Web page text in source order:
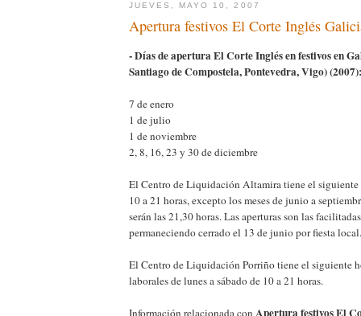
JUEVES, MAYO 10, 2007
Apertura festivos El Corte Inglés
- Días de apertura El Corte Inglés en festivos en
Santiago de Compostela, Pontevedra, Vigo) (2007):
7 de enero
1 de julio
1 de noviembre
2, 8, 16, 23 y 30 de diciembre
El Centro de Liquidación Altamira tiene el
10 a 21 horas, excepto los meses de junio a
serán las 21,30 horas. Las aperturas son las
permaneciendo cerrado el 13 de junio por fiesta local.
El Centro de Liquidación Porriño tiene el siguiente
laborales de lunes a sábado de 10 a 21 horas.
Información relacionada con Apertura festivos El